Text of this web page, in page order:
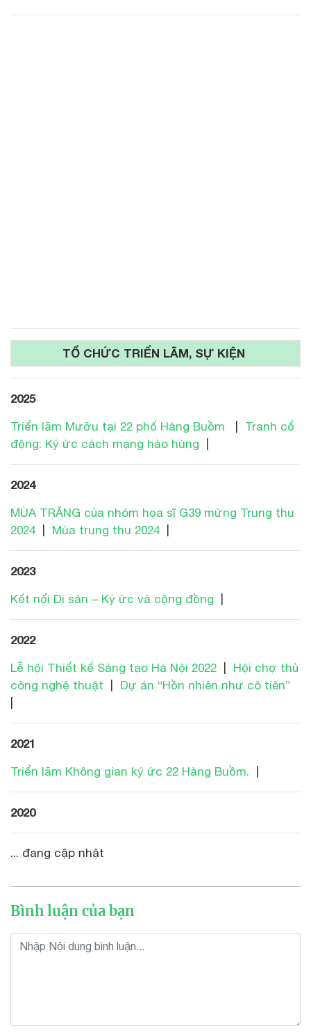
TỔ CHỨC TRIỂN LÃM, SỰ KIỆN
2025
Triển lãm Mưỡu tại 22 phố Hàng Buồm
Tranh cổ
động: Ký ức cách mạng hào hùng
2024
MÙA TRĂNG của nhóm họa sĩ G39 mừng Trung thu
2024| Mùa trung thu 2024|
2023
Kết nối Di sản – Ký ức và cộng đồng
2022
Lễ hội Thiết kế Sáng tạo Hà Nội 2022
Hội chợ thủ
công nghệ thuật
Dự án “Hồn nhiên như cô tiên”
2021
Triển lãm Không gian ký ức 22 Hàng Buồm.
2020
... đang cập nhật
Bình luận của bạn